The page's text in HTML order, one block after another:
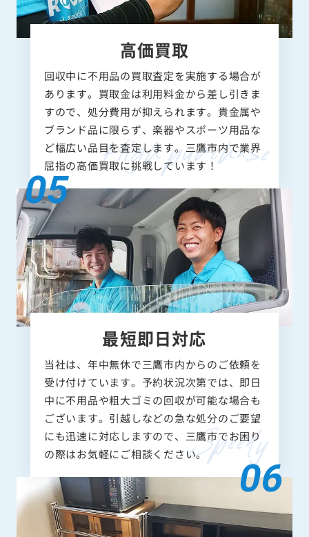
高価買取
回収中に不用品の買取査定を実施する場合が
あります。買取金は利用料金から差し引きま
すので、処分費用が抑えられます。貴金属や
ブランド品に限らず、楽器やスポーツ用品な
ど幅広い品目を査定します。三鷹市内で業界
屈指の高価買取に挑戦しています！
最短即日対応
当社は、年中無休で三鷹市内からのご依頼を
受け付けています。予約状況次第では、即日
中に不用品や粗大ゴミの回収が可能な場合も
ございます。引越しなどの急な処分のご要望
にも迅速に対応しますので、三鷹市でお困り
の際はお気軽にご相談ください。